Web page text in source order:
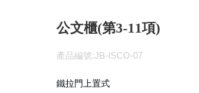
公文櫃(第3-11項)
產品編號:JB-ISCO-07
鐵拉門上置式